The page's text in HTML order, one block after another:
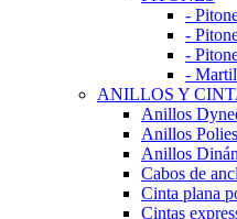
-
-
-
-
ANILLOS Y
Anillos
Anillos
Anillos
Cabos de
Cinta plana
Cintas